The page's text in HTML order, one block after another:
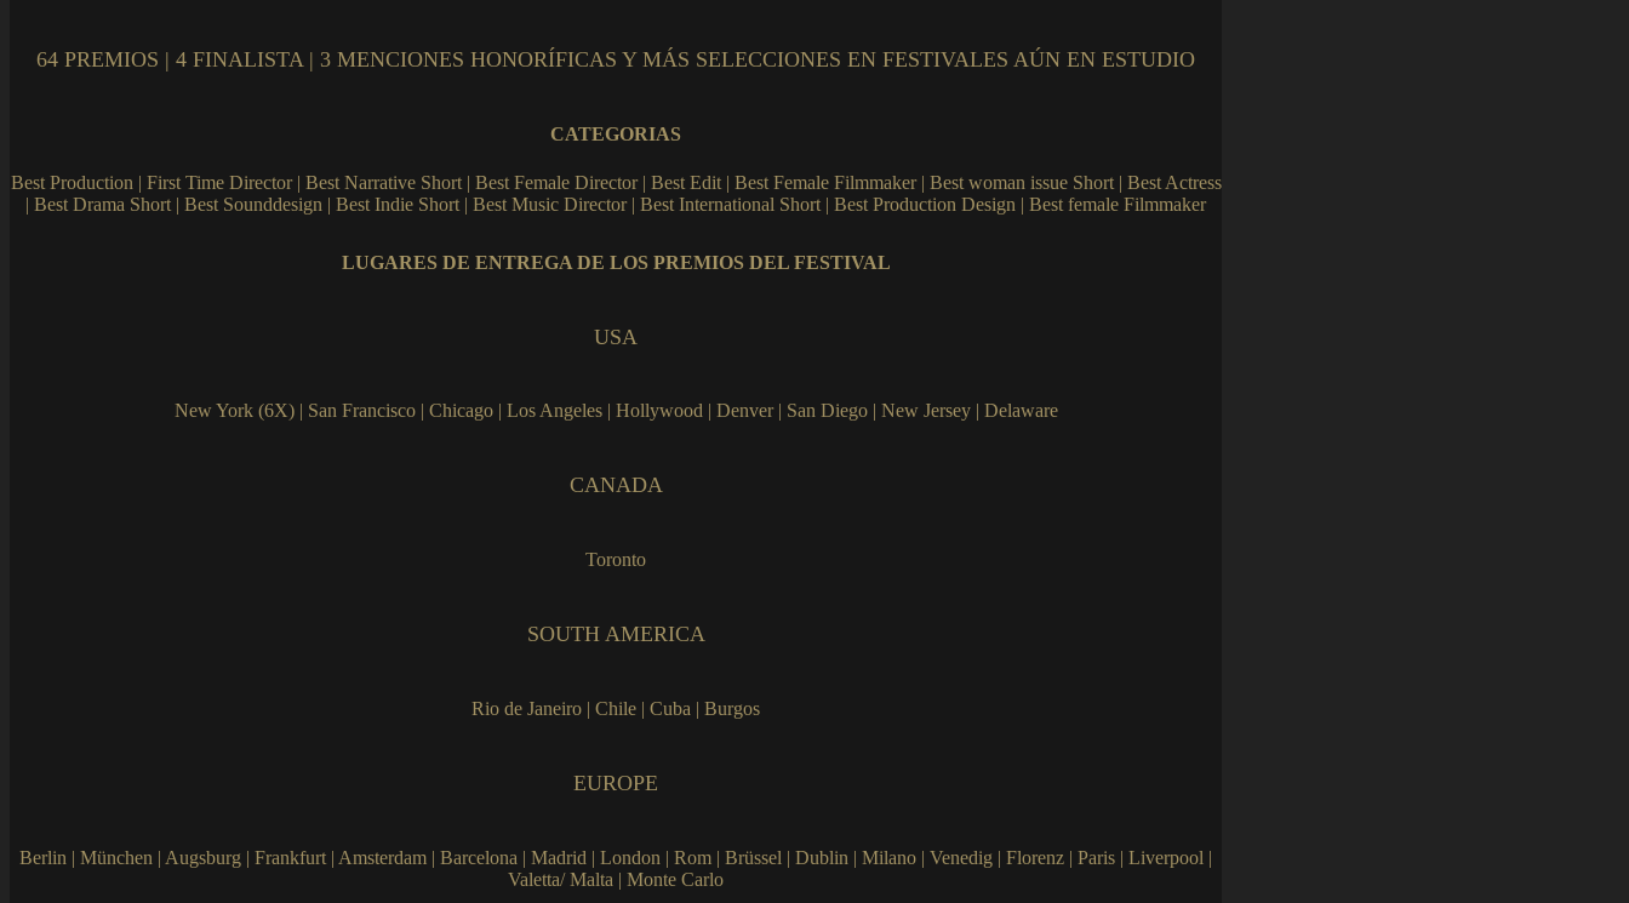
64 PREMIOS | 4 FINALISTA | 3 MENCIONES HONORÍFICAS Y MÁS SELECCIONES EN FESTIVALES AÚN EN ESTUDIO
CATEGORIAS
Best Production | First Time Director | Best Narrative Short | Best Female Director | Best Edit | Best Female Filmmaker | Best woman issue Short | Best Actress
| Best Drama Short | Best Sounddesign | Best Indie Short | Best Music Director | Best International Short | Best Production Design | Best female Filmmaker
LUGARES DE ENTREGA DE LOS PREMIOS DEL FESTIVAL
USA
New York (6X) | San Francisco | Chicago | Los Angeles | Hollywood | Denver | San Diego | New Jersey | Delaware
CANADA
Toronto
SOUTH AMERICA
Rio de Janeiro | Chile | Cuba | Burgos
EUROPE
Berlin | München | Augsburg | Frankfurt | Amsterdam | Barcelona | Madrid | London | Rom | Brüssel | Dublin | Milano | Venedig | Florenz | Paris | Liverpool |
Valetta/ Malta | Monte Carlo